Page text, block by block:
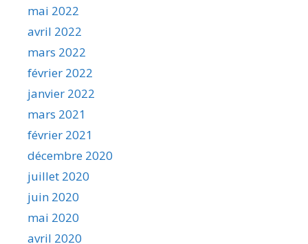
mai 2022
avril 2022
mars 2022
février 2022
janvier 2022
mars 2021
février 2021
décembre 2020
juillet 2020
juin 2020
mai 2020
avril 2020